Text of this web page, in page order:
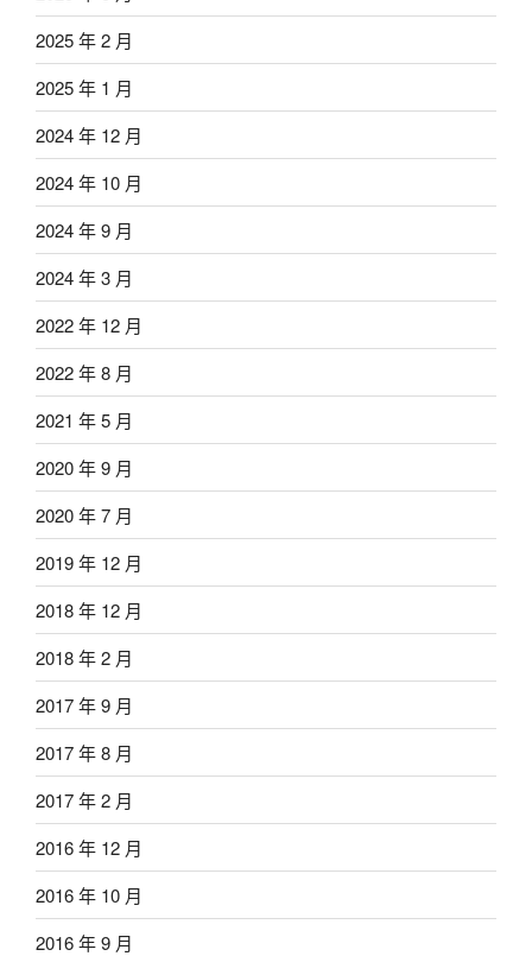
2025 年 2 月
2025 年 1 月
2024 年 12 月
2024 年 10 月
2024 年 9 月
2024 年 3 月
2022 年 12 月
2022 年 8 月
2021 年 5 月
2020 年 9 月
2020 年 7 月
2019 年 12 月
2018 年 12 月
2018 年 2 月
2017 年 9 月
2017 年 8 月
2017 年 2 月
2016 年 12 月
2016 年 10 月
2016 年 9 月